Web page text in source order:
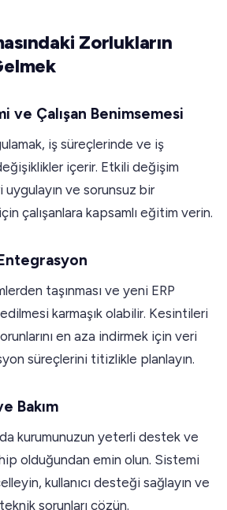
Zorlukların
ve Çalışan Benimsemesi
iş süreçlerinde ve iş
içerir. Etkili değişim
ve sorunsuz bir
çalışanlara kapsamlı eğitim verin.
taşınması ve yeni ERP
karmaşık olabilir. Kesintileri
en aza indirmek için veri
süreçlerini titizlikle planlayın.
Bakım
kurumunuzun yeterli destek ve
olduğundan emin olun. Sistemi
kullanıcı desteği sağlayın ve
sorunları çözün.